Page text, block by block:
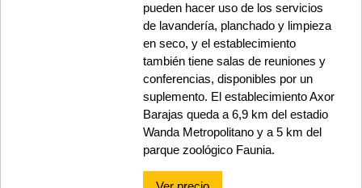
pueden hacer uso de los servicios
de lavandería, planchado y limpieza
en seco, y el establecimiento
también tiene salas de reuniones y
conferencias, disponibles por un
suplemento. El establecimiento Axor
Barajas queda a 6,9 km del estadio
Wanda Metropolitano y a 5 km del
parque zoológico Faunia.